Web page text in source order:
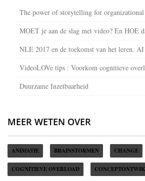
The power of storytelling for organizational
MOET je aan de slag met video? En HOE
NLE 2017 en de toekomst van het leren.
VideoLOVe tips : Voorkom cognitieve
Duurzame Inzetbaarheid
MEER WETEN OVER
ANIMATIE BRAINSTORMEN CHANGE
COGNITIEVE OVERLOAD